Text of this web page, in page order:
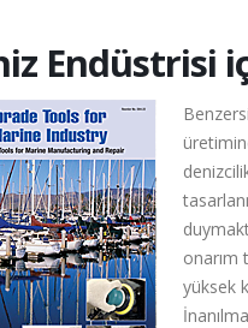
Endüstrisi
onarım
yüksek